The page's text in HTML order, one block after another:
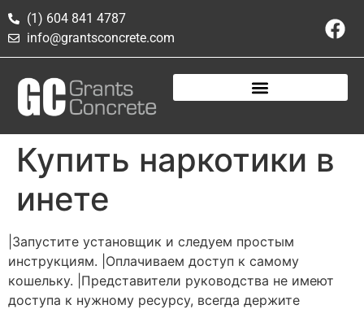
(1) 604 841 4787
info@grantsconcrete.com
Купить наркотики в
инете
|Запустите установщик и следуем простым
инструкциям. |Оплачиваем доступ к самому
кошельку. |Представители руководства не имеют
доступа к нужному ресурсу, всегда держите